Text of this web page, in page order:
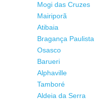
Mogi das Cruzes
Mairiporã
Atibaia
Bragança Paulista
Osasco
Barueri
Alphaville
Tamboré
Aldeia da Serra